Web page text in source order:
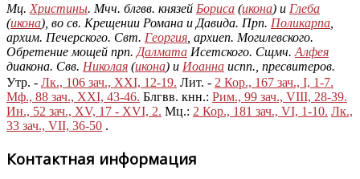
Мц. Христины. Мчч. блгвв. князей Бориса (икона) и Глеба
(икона), во св. Крещении Романа и Давида. Прп. Поликарпа
архим. Печерского. Свт. Георгия , архиеп. Могилевского.
Обретение мощей прп. Далмата Исетского. Сщмч. Алфея
диакона. Свв. Николая (икона) и Иоанна испп., пресвитеров.
Утр. - Лк., 106 зач., XXI, 12-19. Лит. - 2 Кор., 167 зач., I, 1-7.
Мф., 88 зач., XXI, 43-46. Блгвв. кнн.: Рим., 99 зач., VIII, 28-39.
Ин., 52 зач., XV, 17 - XVI, 2. Мц.: 2 Кор., 181 зач., VI, 1-10. Лк.,
33 зач., VII, 36-50 .
Контактная информация